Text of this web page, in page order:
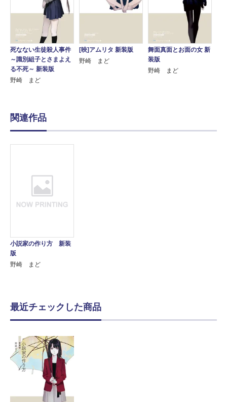
死なない生徒殺人事件
～識別組子とさまよえ
る不死～ 新装版
野崎 まど
[映]アムリタ 新装版
野崎 まど
舞面真面とお面の女 新
装版
野崎 まど
関連作品
小説家の作り方 新装
版
野崎 まど
最近チェックした商品